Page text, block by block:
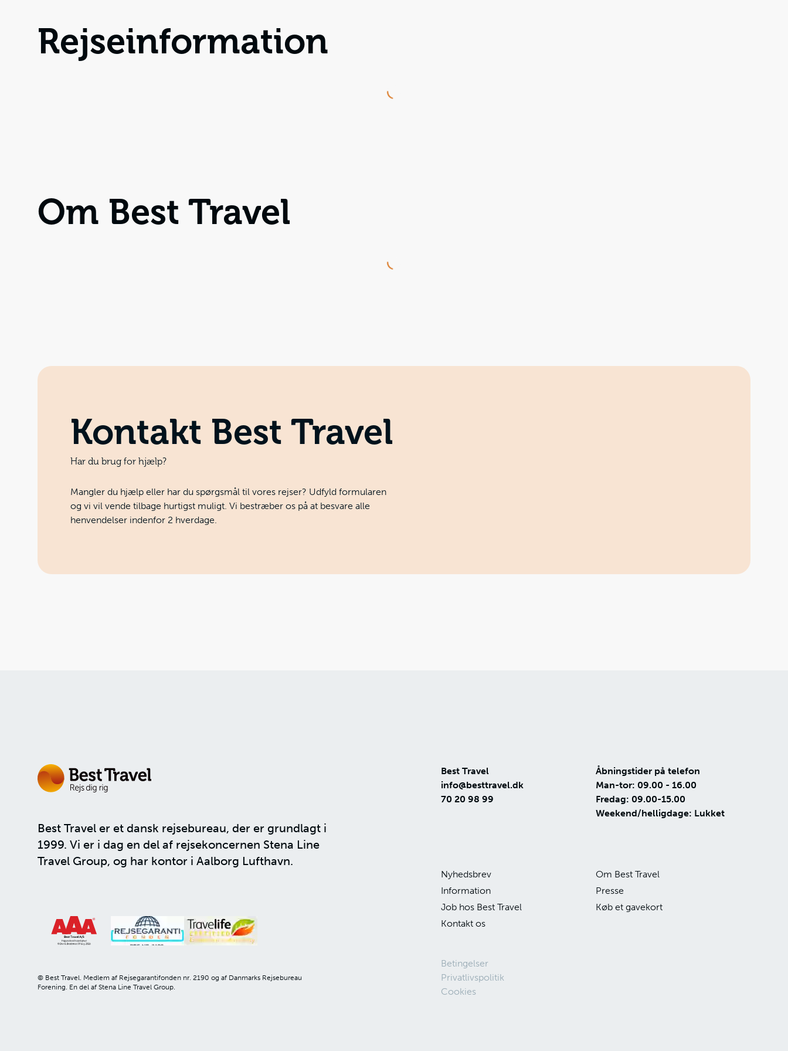
Rejseinformation
Loading...
Om Best Travel
Loading...
Kontakt Best Travel
Har du brug for hjælp?
Mangler du hjælp eller har du spørgsmål til vores rejser? Udfyld formularen
og vi vil vende tilbage hurtigst muligt. Vi bestræber os på at besvare alle
henvendelser indenfor 2 hverdage.
Best Travel er et dansk rejsebureau, der er grundlagt i
1999. Vi er i dag en del af rejsekoncernen Stena Line
Travel Group, og har kontor i Aalborg Lufthavn.
© Best Travel. Medlem af Rejsegarantifonden nr. 2190 og af Danmarks Rejsebureau
Forening. En del af Stena Line Travel Group.
Best Travel
info@besttravel.dk
70 20 98 99
Åbningstider på telefon
Man-tor: 09.00 - 16.00
Fredag: 09.00-15.00
Weekend/helligdage: Lukket
Nyhedsbrev
Om Best Travel
Information
Presse
Job hos Best Travel
Køb et gavekort
Kontakt os
Betingelser
Privatlivspolitik
Cookies